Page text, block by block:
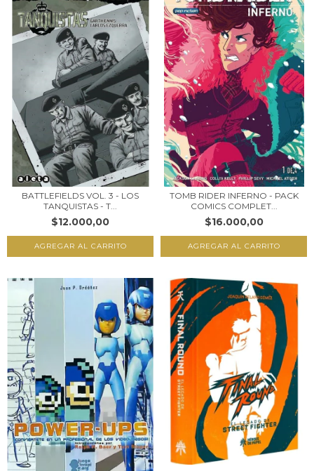
BATTLEFIELDS VOL. 3 - LOS
TANQUISTAS - T...
$12.000,00
TOMB RIDER INFERNO - PACK
COMICS COMPLET...
$16.000,00